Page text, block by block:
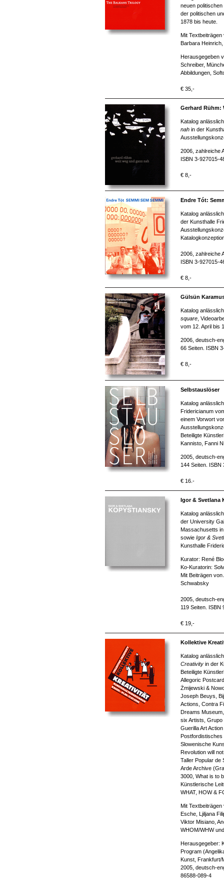
neuen
der politischen
1878 bis heute.
Mit
Barbara
Herausgegeben
Schreiber,
Abbildungen,
€ 35,-
Gerhard Rühm:
Katalog
nah in der
2006, zahlreiche
ISBN 3-927015-
€ 8,-
Endre Tót:
Katalog
der Kunsthalle
2006, zahlreiche
ISBN 3-927015-
€ 8,-
Gülsün
Katalog
square ,
vom 12. April bis
2006, deutsch-
66 Seiten. ISBN
€ 8,-
Selbstauslöser
Katalog
Fridericianum
einem Vorwort
Beteiligte
Kannisto, Fanni
2005, deutsch-
144 Seiten. ISBN
€ 16.-
Igor & Svetlana
Katalog
der University
Massachusetts
sowie Igor &
Kunsthalle
Kurator: René
Ko-Kuratorin:
Mit Beiträgen
Schwabsky
2005, deutsch-
119 Seiten. ISBN
€ 19,-
Kollektive
Katalog
Creativity in der
Beteiligte
Allegoric
Żmijewski &
Joseph Beuys,
Actions, Contra
Dreams
six Artists, Grupo
Guerilla Art
Postfordistisches
Slowenische
Revolution will
Taller Popular de
Arde Archive
3000, What is to
Künstlerische
WHAT, HOW &
Mit
Esche, Ljiljana
Viktor Misiano,
WHOM/WHW
Herausgegeber:
Program
Kunst, Frankfurt/
2005, deutsch-
86588-089-4